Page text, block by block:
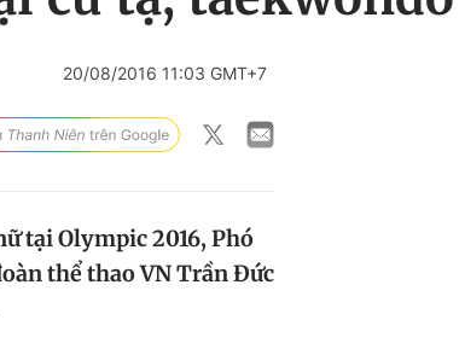
20/08/2016 11:03 GMT+7
tại Olympic 2016, Phó
thể thao VN Trần Đức